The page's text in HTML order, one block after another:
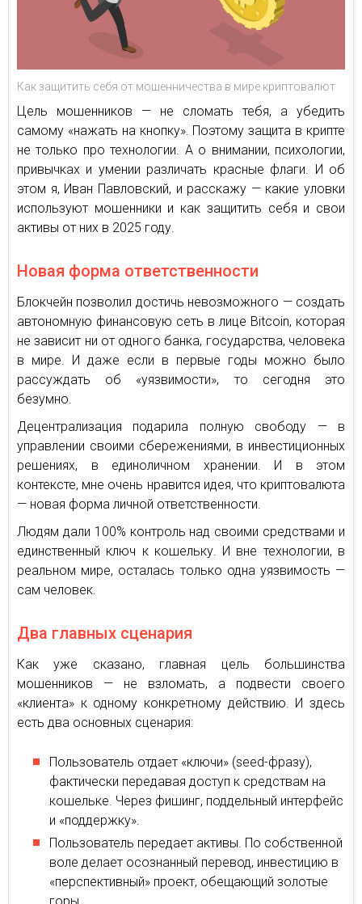
Как защитить себя от мошенничества в мире криптовалют
Цель мошенников — не сломать тебя, а убедить
самому «нажать на кнопку». Поэтому защита в крипте
не только про технологии. А о внимании, психологии,
привычках и умении различать красные флаги. И об
этом я, Иван Павловский, и расскажу — какие уловки
используют мошенники и как защитить себя и свои
активы от них в 2025 году.
Новая форма ответственности
Блокчейн позволил достичь невозможного — создать
автономную финансовую сеть в лице Bitcoin, которая
не зависит ни от одного банка, государства, человека
в мире. И даже если в первые годы можно было
рассуждать об «уязвимости», то сегодня это
безумно.
Децентрализация подарила полную свободу — в
управлении своими сбережениями, в инвестиционных
решениях, в единоличном хранении. И в этом
контексте, мне очень нравится идея, что криптовалюта
— новая форма личной ответственности.
Людям дали 100% контроль над своими средствами и
единственный ключ к кошельку. И вне технологии, в
реальном мире, осталась только одна уязвимость —
сам человек.
Два главных сценария
Как уже сказано, главная цель большинства
мошенников — не взломать, а подвести своего
«клиента» к одному конкретному действию. И здесь
есть два основных сценария:
Пользователь отдает «ключи» (seed-фразу),
фактически передавая доступ к средствам на
кошельке. Через фишинг, поддельный интерфейс
и «поддержку».
Пользователь передает активы. По собственной
воле делает осознанный перевод, инвестицию в
«перспективный» проект, обещающий золотые
горы.